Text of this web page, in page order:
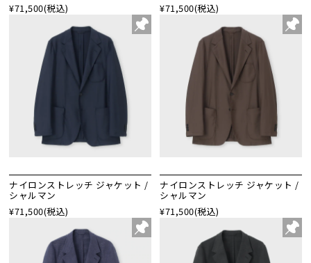
¥71,500(税込)
¥71,500(税込)
ナイロンストレッチ ジャケット /
シャルマン
¥71,500(税込)
ナイロンストレッチ ジャケット /
シャルマン
¥71,500(税込)